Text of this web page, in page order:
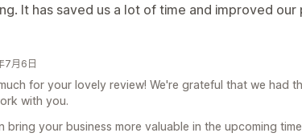
It has saved us a lot of time and improved
7月6日
for your lovely review! We're grateful that we had
with you.
bring your business more valuable in the upcoming